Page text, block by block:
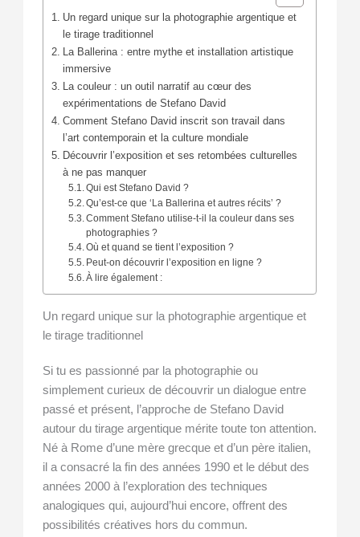
Un regard unique sur la photographie argentique et
le tirage traditionnel
La Ballerina : entre mythe et installation artistique
immersive
La couleur : un outil narratif au cœur des
expérimentations de Stefano David
Comment Stefano David inscrit son travail dans
l’art contemporain et la culture mondiale
Découvrir l’exposition et ses retombées culturelles
à ne pas manquer
Qui est Stefano David ?
Qu’est-ce que ‘La Ballerina et autres récits’ ?
Comment Stefano utilise-t-il la couleur dans ses
photographies ?
Où et quand se tient l’exposition ?
Peut-on découvrir l’exposition en ligne ?
À lire également :
Un regard unique sur la photographie argentique et
le tirage traditionnel
Si tu es passionné par la photographie ou
simplement curieux de découvrir un dialogue entre
passé et présent, l’approche de Stefano David
autour du tirage argentique mérite toute ton attention.
Né à Rome d’une mère grecque et d’un père italien,
il a consacré la fin des années 1990 et le début des
années 2000 à l’exploration des techniques
analogiques qui, aujourd’hui encore, offrent des
possibilités créatives hors du commun.